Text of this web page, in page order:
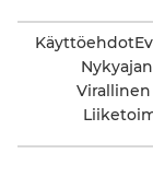
Käyttöehdot